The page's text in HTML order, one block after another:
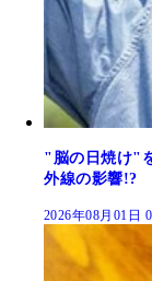
"脳の日焼け"
外線の影響!?
2026年08月01日